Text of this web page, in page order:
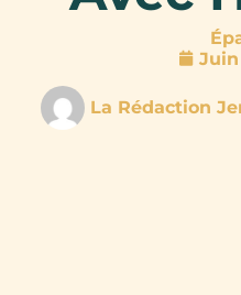
Juin
La Rédaction